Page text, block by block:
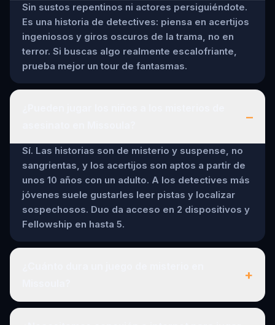
Sin sustos repentinos ni actores persiguiéndote.
Es una historia de detectives: piensa en acertijos
ingeniosos y giros oscuros de la trama, no en
terror. Si buscas algo realmente escalofriante,
prueba mejor un tour de fantasmas.
–
Sí. Las historias son de misterio y suspense, no
sangrientas, y los acertijos son aptos a partir de
unos 10 años con un adulto. A los detectives más
jóvenes suele gustarles leer pistas y localizar
sospechosos. Duo da acceso en 2 dispositivos y
Fellowship en hasta 5.
+